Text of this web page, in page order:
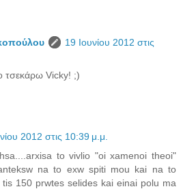
19 Ιουνίου 2012 στις
τσεκάρω Vicky! ;)
2012 στις 10:39 μ.μ.
to vivlio "oi xamenoi theoi"
na to exw spiti mou kai na to
150 prwtes selides kai einai polu ma